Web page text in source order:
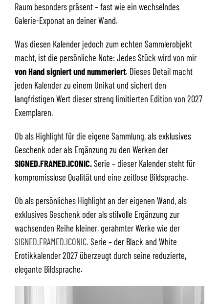
Raum besonders präsent – fast wie ein wechselndes
Galerie-Exponat an deiner Wand.
Was diesen Kalender jedoch zum echten Sammlerobjekt
macht, ist die persönliche Note: Jedes Stück wird von mir
von Hand signiert und nummeriert. Dieses Detail macht
jeden Kalender zu einem Unikat und sichert den
langfristigen Wert dieser streng limitierten Edition von 2027
Exemplaren.
Ob als Highlight für die eigene Sammlung, als exklusives
Geschenk oder als Ergänzung zu den Werken der
SIGNED.FRAMED.ICONIC.Serie – dieser Kalender steht für
kompromisslose Qualität und eine zeitlose Bildsprache.
Ob als persönliches Highlight an der eigenen Wand, als
exklusives Geschenk oder als stilvolle Ergänzung zur
wachsenden Reihe kleiner, gerahmter Werke wie der
SIGNED.FRAMED.ICONIC. Serie – der Black and White
Erotikkalender 2027 überzeugt durch seine reduzierte,
elegante Bildsprache.